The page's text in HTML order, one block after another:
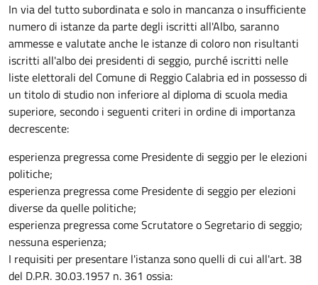
In via del tutto subordinata e solo in mancanza o insufficiente
numero di istanze da parte degli iscritti all'Albo, saranno
ammesse e valutate anche le istanze di coloro non risultanti
iscritti all'albo dei presidenti di seggio, purché iscritti nelle
liste elettorali del Comune di Reggio Calabria ed in possesso di
un titolo di studio non inferiore al diploma di scuola media
superiore, secondo i seguenti criteri in ordine di importanza
decrescente:
esperienza pregressa come Presidente di seggio per le elezioni
politiche;
esperienza pregressa come Presidente di seggio per elezioni
diverse da quelle politiche;
esperienza pregressa come Scrutatore o Segretario di seggio;
nessuna esperienza;
I requisiti per presentare l'istanza sono quelli di cui all'art. 38
del D.P.R. 30.03.1957 n. 361 ossia: